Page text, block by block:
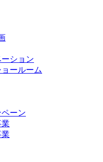
ション
ールーム
ーン